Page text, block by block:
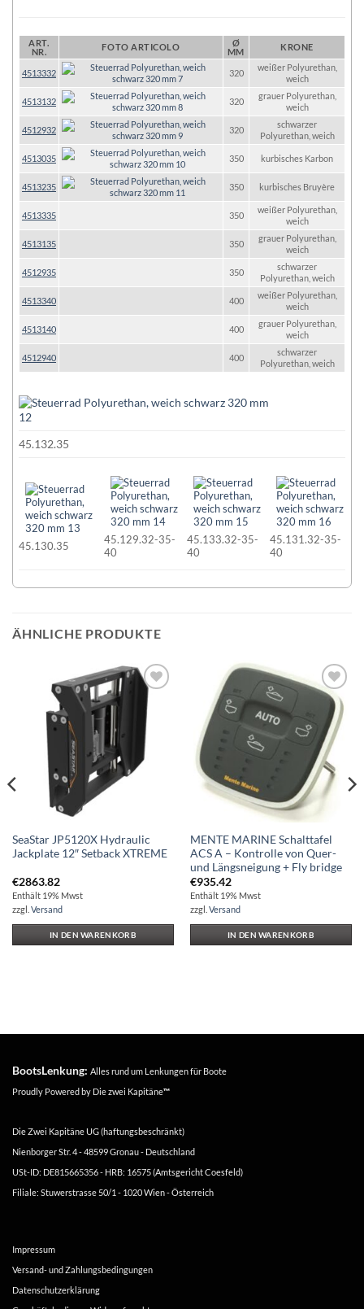
ART.
NR.
FOTO ARTICOLO
Ø
MM
KRONE
4513332 320
weißer Polyurethan,
weich
4513132 320
grauer Polyurethan,
weich
4512932 320
schwarzer
Polyurethan, weich
4513035 350 kurbisches Karbon
4513235 350 kurbisches Bruyère
4513335 350
weißer Polyurethan,
weich
4513135 350
grauer Polyurethan,
weich
4512935 350
schwarzer
Polyurethan, weich
4513340 400
weißer Polyurethan,
weich
4513140 400
grauer Polyurethan,
weich
4512940 400
schwarzer
Polyurethan, weich
45.132.35
45.130.35
45.129.32-35-
40
45.133.32-35-
40
45.131.32-35-
40
ÄHNLICHE PRODUKTE
Auf die
Wunschliste
SeaStar JP5120X Hydraulic
Jackplate 12″ Setback XTREME
€2863.82
Enthält 19% Mwst
zzgl. Versand
IN DEN WARENKORB
Auf die
Wunschliste
MENTE MARINE Schalttafel
ACS A – Kontrolle von Quer-
und Längsneigung + Fly bridge
€935.42
Enthält 19% Mwst
zzgl. Versand
IN DEN WARENKORB
BootsLenkung: Alles rund um Lenkungen für Boote
Proudly Powered by Die zwei Kapitäne™
Die Zwei Kapitäne UG (haftungsbeschränkt)
Nienborger Str. 4 - 48599 Gronau - Deutschland
USt-ID: DE815665356 - HRB: 16575 (Amtsgericht Coesfeld)
Filiale: Stuwerstrasse 50/1 - 1020 Wien - Österreich
Impressum
Versand- und Zahlungsbedingungen
Datenschutzerklärung